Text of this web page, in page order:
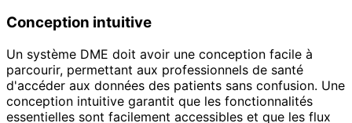
Conception intuitive
Un système DME doit avoir une conception facile à
parcourir, permettant aux professionnels de santé
d'accéder aux données des patients sans confusion. Une
conception intuitive garantit que les fonctionnalités
essentielles sont facilement accessibles et que les flux